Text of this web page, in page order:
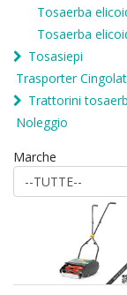
Tosaerba
Tosaerba
Tosasiepi
Trasporter
Trattorini
Noleggio
Marche